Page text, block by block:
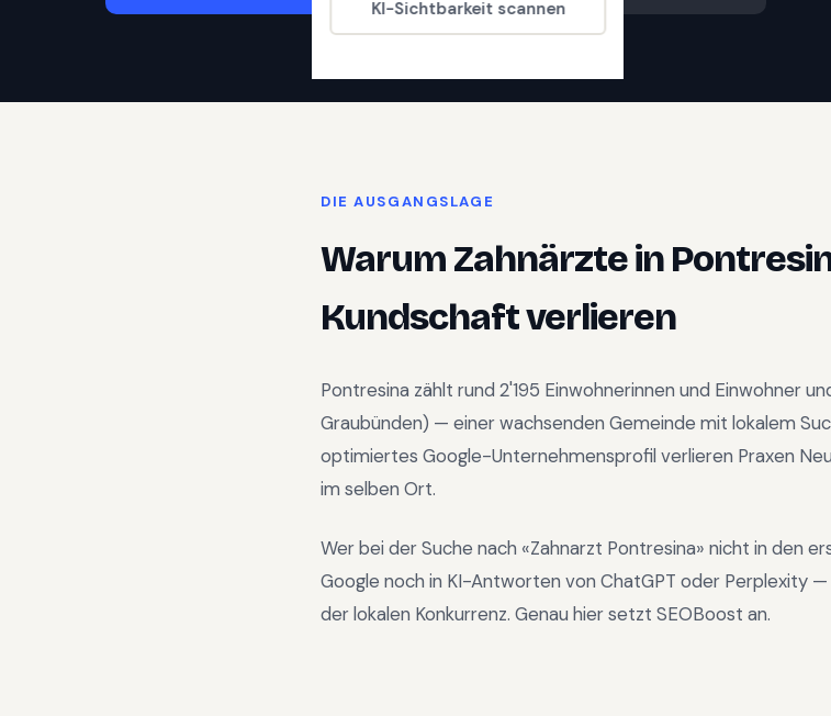
KI-Sichtbarkeit scannen
DIE AUSGANGSLAGE
Warum Zahnärztein
Kundschaft verlieren
Pontresina zählt rund 2'195 Einwohnerinnen und Einwohner
Graubünden) — einer wachsenden Gemeinde mit lokalem
optimiertes Google-Unternehmensprofil verlieren Praxen
im selben Ort.
Wer bei der Suche nach «Zahnarzt Pontresina» nicht in den
Google noch in KI-Antworten von ChatGPT oder Perplexity
der lokalen Konkurrenz. Genau hier setzt SEOBoost an.